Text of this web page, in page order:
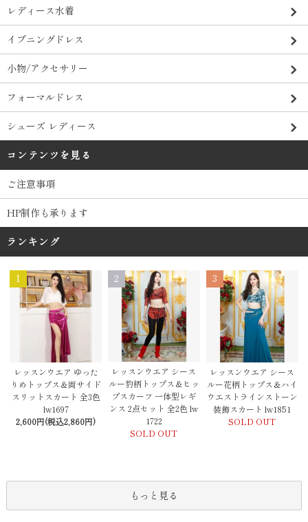
レディース水着
イブニングドレス
小物/アクセサリー
フォーマルドレス
シューズ レディース
コンテンツを見る
ご注意事項
HP制作も承ります
ランキング
1
レッスンウエア ゆった
りめトップス＆両サイド
スリットスカート 全3色
lw1697
2,600円(税込2,860円)
2
レッスンウエア シース
ルー豹柄トップス＆ヒッ
プスカーフ 一体型レギ
ンス 2点セット 全2色 lw
1722
SOLD OUT
3
レッスンウエア シース
ルー花柄トップス＆ハイ
ウエストラインストーン
装飾スカート lw1851
SOLD OUT
もっと見る